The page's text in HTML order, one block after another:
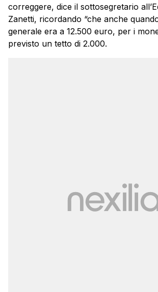
correggere, dice il sottosegretario
Zanetti, ricordando “che anche
generale era a 12.500 euro, per i
previsto un tetto di 2.000.